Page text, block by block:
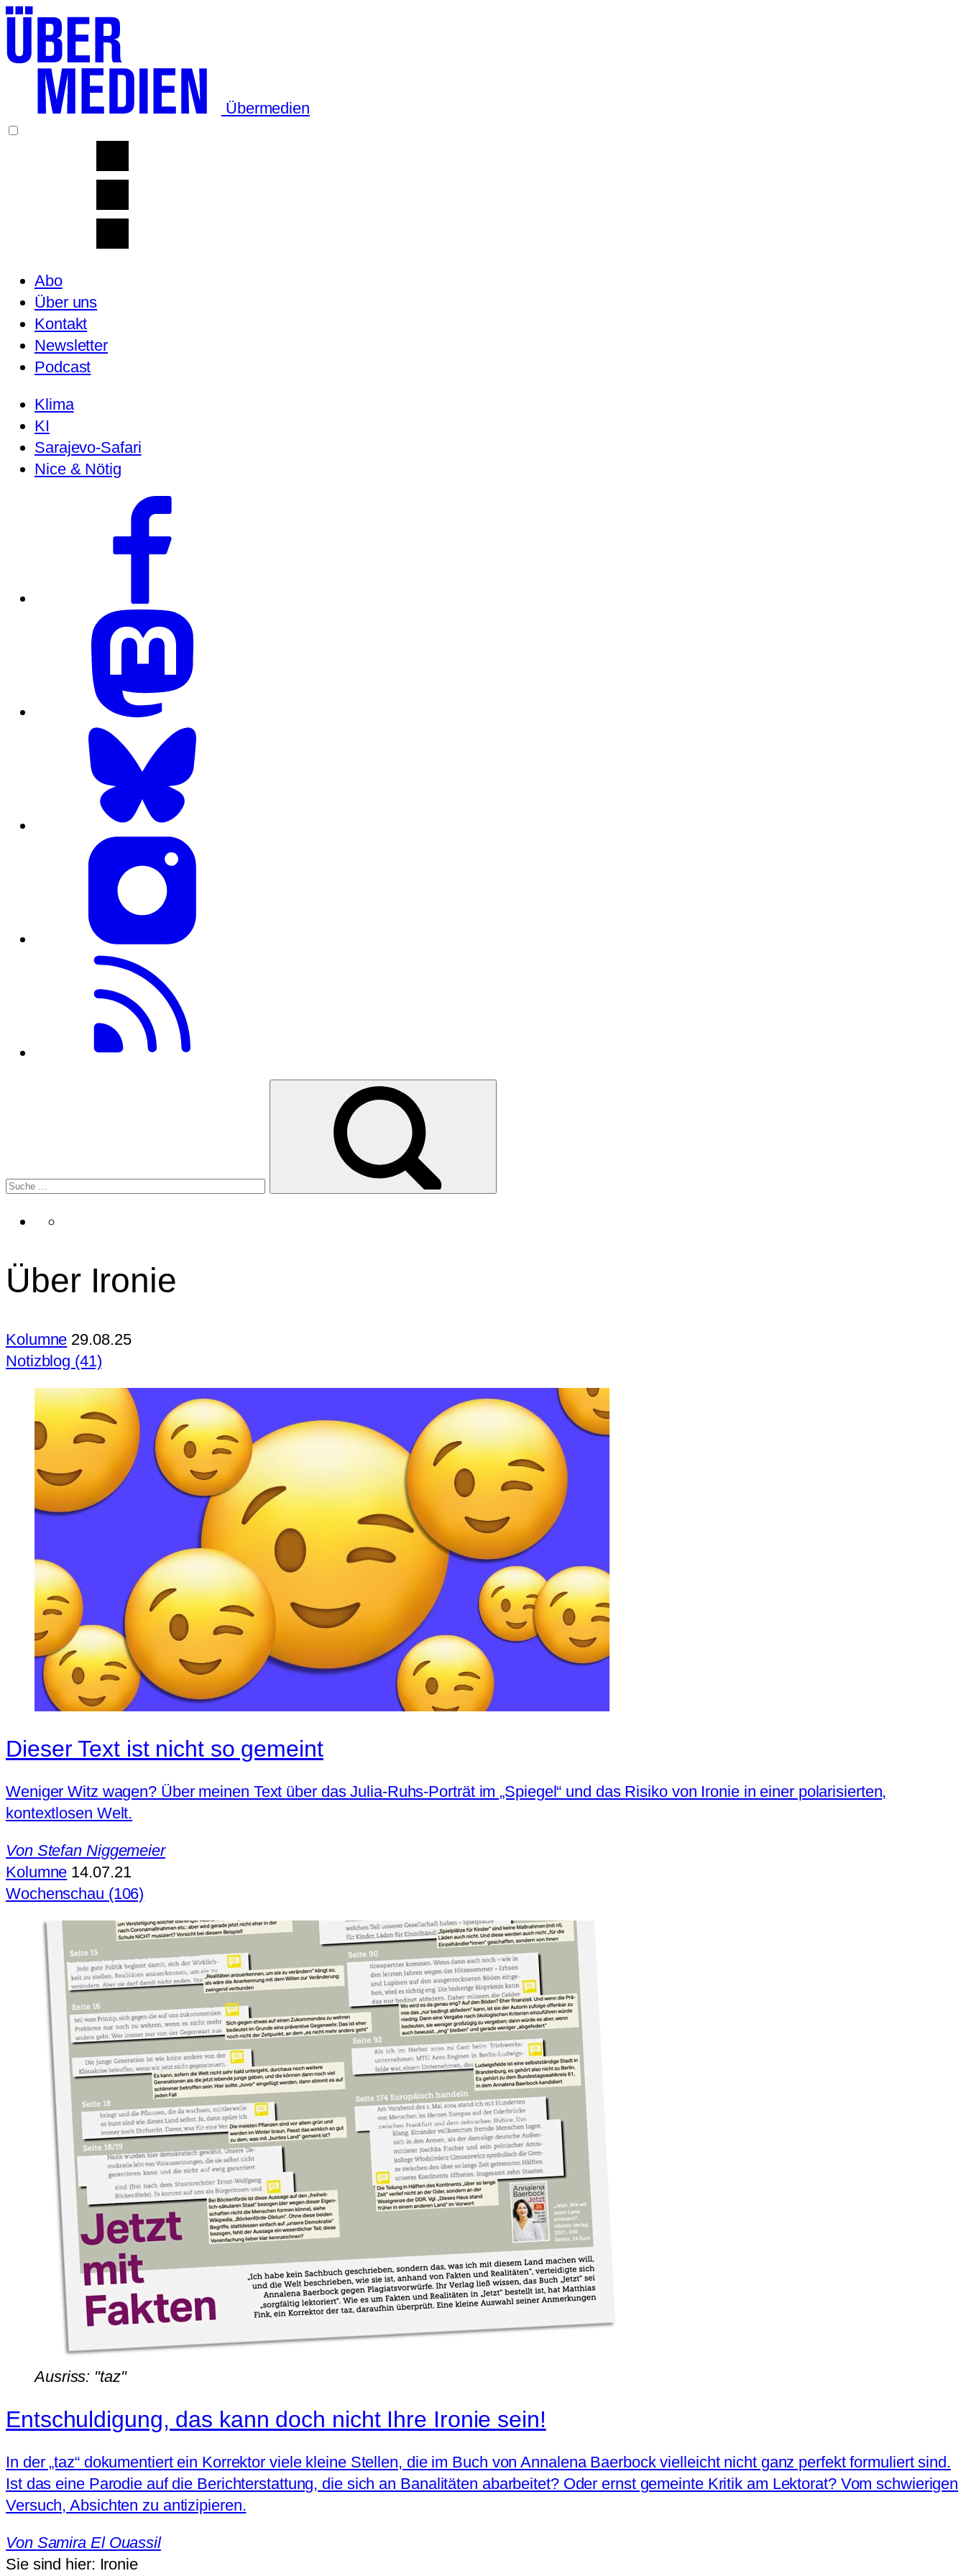
Übermedien
Abo
Über uns
Kontakt
Newsletter
Podcast
Klima
KI
Sarajevo-Safari
Nice & Nötig
Über Ironie
Kolumne 29.08.25
Notizblog (41)
Dieser Text ist nicht so gemeint
Weniger Witz wagen? Über meinen Text über das Julia-Ruhs-Porträt im „Spiegel“ und das Risiko von Ironie in einer polarisierten,
kontextlosen Welt.
Von Stefan Niggemeier
Kolumne 14.07.21
Wochenschau (106)
Ausriss: "taz"
Entschuldigung, das kann doch nicht Ihre Ironie sein!
In der „taz“ dokumentiert ein Korrektor viele kleine Stellen, die im Buch von Annalena Baerbock vielleicht nicht ganz perfekt formuliert sind.
Ist das eine Parodie auf die Berichterstattung, die sich an Banalitäten abarbeitet? Oder ernst gemeinte Kritik am Lektorat? Vom schwierigen
Versuch, Absichten zu antizipieren.
Von Samira El Ouassil
Sie sind hier: Ironie